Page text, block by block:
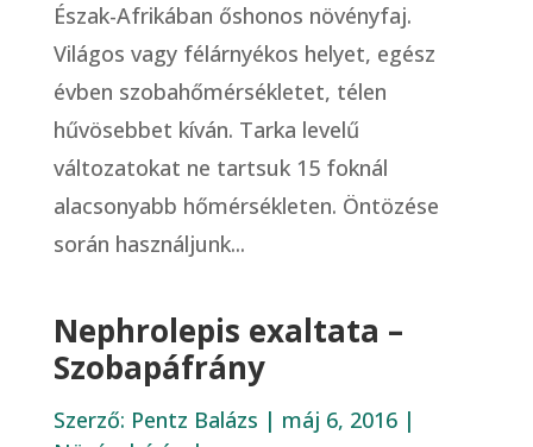
Észak-Afrikában őshonos növényfaj.
Világos vagy félárnyékos helyet, egész
évben szobahőmérsékletet, télen
hűvösebbet kíván. Tarka levelű
változatokat ne tartsuk 15 foknál
alacsonyabb hőmérsékleten. Öntözése
során használjunk...
Nephrolepis exaltata –
Szobapáfrány
Szerző: Pentz Balázs | máj 6, 2016|